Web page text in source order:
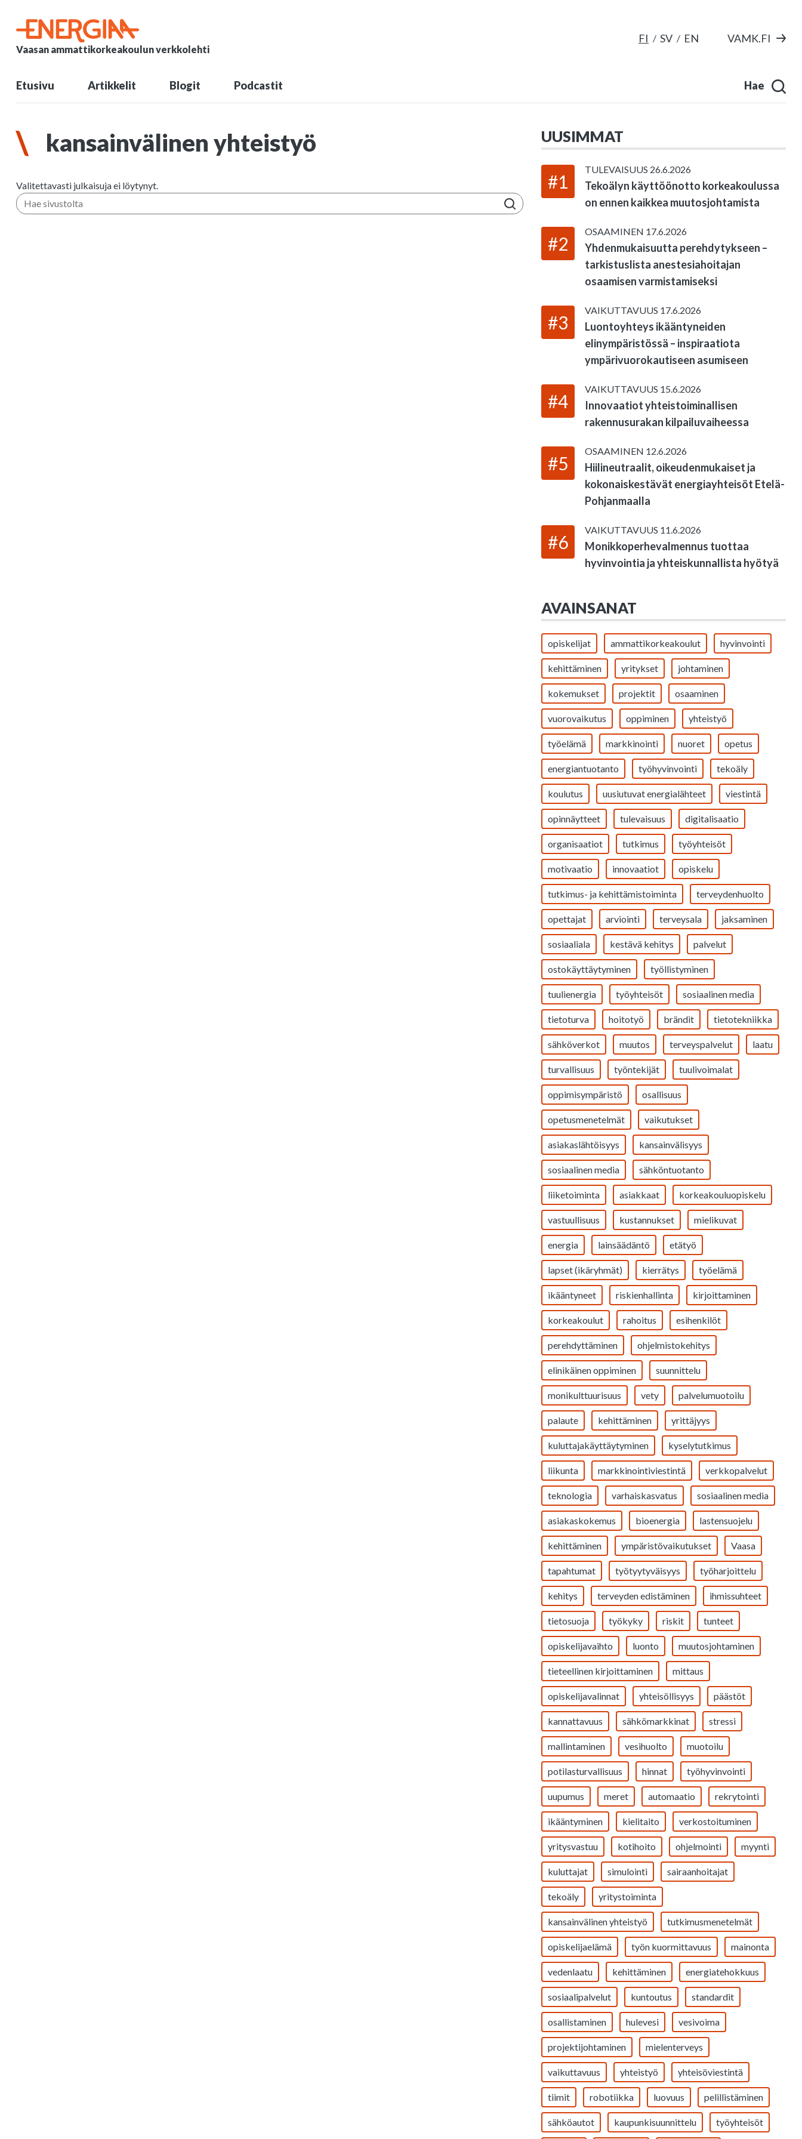
FI SV EN VAMK.FI
Vaasan ammattikorkeakoulun verkkolehti
Etusivu Artikkelit Blogit Podcastit Hae
kansainvälinen yhteistyö
Valitettavasti julkaisuja ei löytynyt.
Hae sivustolta
UUSIMMAT
#1
TULEVAISUUS 26.6.2026
Tekoälyn käyttöönotto korkeakoulussa
on ennen kaikkea muutosjohtamista
#2
OSAAMINEN 17.6.2026
Yhdenmukaisuutta perehdytykseen –
tarkistuslista anestesiahoitajan
osaamisen varmistamiseksi
#3
VAIKUTTAVUUS 17.6.2026
Luontoyhteys ikääntyneiden
elinympäristössä – inspiraatiota
ympärivuorokautiseen asumiseen
#4
VAIKUTTAVUUS 15.6.2026
Innovaatiot yhteistoiminallisen
rakennusurakan kilpailuvaiheessa
#5
OSAAMINEN 12.6.2026
Hiilineutraalit, oikeudenmukaiset ja
kokonaiskestävät energiayhteisöt Etelä-
Pohjanmaalla
#6
VAIKUTTAVUUS 11.6.2026
Monikkoperhevalmennus tuottaa
hyvinvointia ja yhteiskunnallista hyötyä
AVAINSANAT
opiskelijat ammattikorkeakoulut hyvinvointi
kehittäminen yritykset johtaminen
kokemukset projektit osaaminen
vuorovaikutus oppiminen yhteistyö
työelämä markkinointi nuoret opetus
energiantuotanto työhyvinvointi tekoäly
koulutus uusiutuvat energialähteet viestintä
opinnäytteet tulevaisuus digitalisaatio
organisaatiot tutkimus työyhteisöt
motivaatio innovaatiot opiskelu
tutkimus- ja kehittämistoiminta terveydenhuolto
opettajat arviointi terveysala jaksaminen
sosiaaliala kestävä kehitys palvelut
ostokäyttäytyminen työllistyminen
tuulienergia työyhteisöt sosiaalinen media
tietoturva hoitotyö brändit tietotekniikka
sähköverkot muutos terveyspalvelut laatu
turvallisuus työntekijät tuulivoimalat
oppimisympäristö osallisuus
opetusmenetelmät vaikutukset
asiakaslähtöisyys kansainvälisyys
sosiaalinen media sähköntuotanto
liiketoiminta asiakkaat korkeakouluopiskelu
vastuullisuus kustannukset mielikuvat
energia lainsäädäntö etätyö
lapset (ikäryhmät) kierrätys työelämä
ikääntyneet riskienhallinta kirjoittaminen
korkeakoulut rahoitus esihenkilöt
perehdyttäminen ohjelmistokehitys
elinikäinen oppiminen suunnittelu
monikulttuurisuus vety palvelumuotoilu
palaute kehittäminen yrittäjyys
kuluttajakäyttäytyminen kyselytutkimus
liikunta markkinointiviestintä verkkopalvelut
teknologia varhaiskasvatus sosiaalinen media
asiakaskokemus bioenergia lastensuojelu
kehittäminen ympäristövaikutukset Vaasa
tapahtumat työtyytyväisyys työharjoittelu
kehitys terveyden edistäminen ihmissuhteet
tietosuoja työkyky riskit tunteet
opiskelijavaihto luonto muutosjohtaminen
tieteellinen kirjoittaminen mittaus
opiskelijavalinnat yhteisöllisyys päästöt
kannattavuus sähkömarkkinat stressi
mallintaminen vesihuolto muotoilu
potilasturvallisuus hinnat työhyvinvointi
uupumus meret automaatio rekrytointi
ikääntyminen kielitaito verkostoituminen
yritysvastuu kotihoito ohjelmointi myynti
kuluttajat simulointi sairaanhoitajat
tekoäly yritystoiminta
kansainvälinen yhteistyö tutkimusmenetelmät
opiskelijaelämä työn kuormittavuus mainonta
vedenlaatu kehittäminen energiatehokkuus
sosiaalipalvelut kuntoutus standardit
osallistaminen hulevesi vesivoima
projektijohtaminen mielenterveys
vaikuttavuus yhteistyö yhteisöviestintä
tiimit robotiikka luovuus pelillistäminen
sähköautot kaupunkisuunnittelu työyhteisöt